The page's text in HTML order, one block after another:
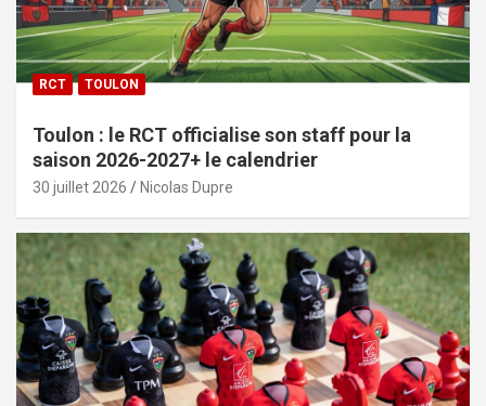
RCT TOULON
Toulon : le RCT officialise son staff pour la
saison 2026-2027+ le calendrier
30 juillet 2026 Nicolas Dupre